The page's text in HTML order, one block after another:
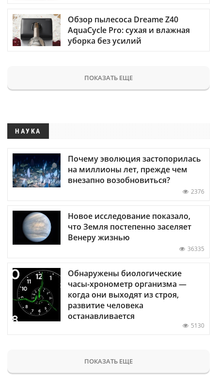
Обзор пылесоса Dreame Z40
AquaCycle Pro: сухая и влажная
уборка без усилий
ПОКАЗАТЬ ЕЩЕ
НАУКА
Почему эволюция застопорилась
на миллионы лет, прежде чем
внезапно возобновиться?
2376
Новое исследование показало,
что Земля постепенно заселяет
Венеру жизнью
36335
Обнаружены биологические
часы-хронометр организма —
когда они выходят из строя,
развитие человека
останавливается
5130
ПОКАЗАТЬ ЕЩЕ